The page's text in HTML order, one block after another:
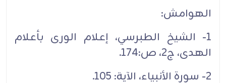
الهوامش:‏
1- الشيخ الطبرسي، إعلام الورى بأعلام
الهدى، ج2، ص:174.‏
2- سورة الأنبياء، الآية: 105.‏